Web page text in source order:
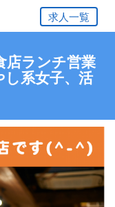
求人一覧
店ランチ営業
系女子、活